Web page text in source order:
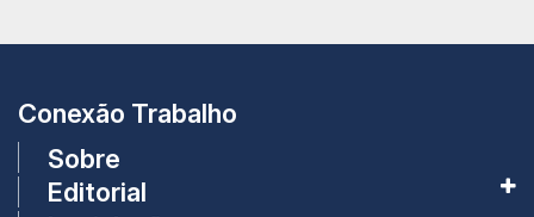
Conexão Trabalho
Sobre
Editorial